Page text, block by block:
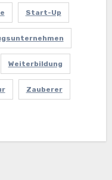
Start-Up
Weiterbildung
Zauberer